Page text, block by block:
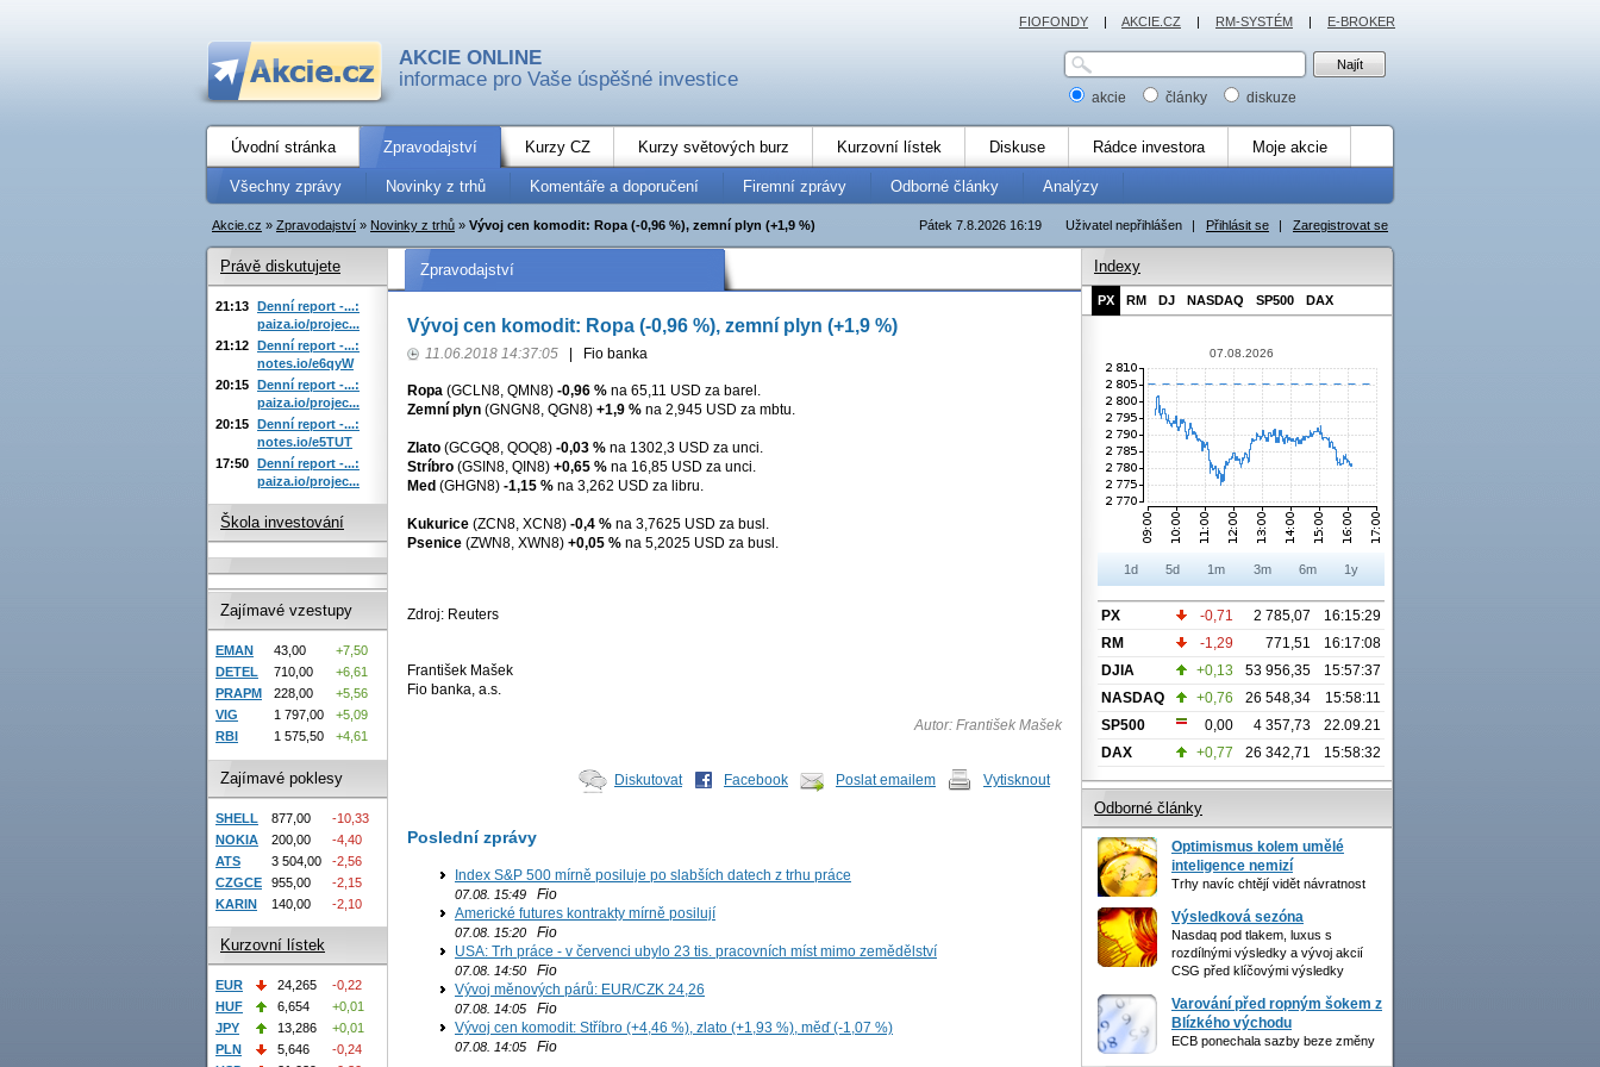
AKCIE ONLINE
informace pro Vaše úspěšné investice
akcie články diskuze
Úvodní stránka Zpravodajství Kurzy CZ Kurzy světových burz Kurzovní lístek Diskuse Rádce investora Moje akcie
Všechny zprávy Novinky z trhů Komentáře a doporučení Firemní zprávy Odborné články Analýzy
Uživatel nepřihlášen | Přihlásit se | Zaregistrovat se
Pátek 7.8.2026 16:19
Akcie.cz » Zpravodajství » Novinky z trhů » Vývoj cen komodit: Ropa (-0,96 %), zemní plyn (+1,9 %)
Zpravodajství
Vývoj cen komodit: Ropa (-0,96 %), zemní plyn (+1,9 %)
11.06.2018 14:37:05 Fio banka
Ropa (GCLN8, QMN8) -0,96 % na 65,11 USD za barel.
Zemní plyn (GNGN8, QGN8) +1,9 % na 2,945 USD za mbtu.
Zlato (GCGQ8, QOQ8) -0,03 % na 1302,3 USD za unci.
Stríbro (GSIN8, QIN8) +0,65 % na 16,85 USD za unci.
Med (GHGN8) -1,15 % na 3,262 USD za libru.
Kukurice (ZCN8, XCN8) -0,4 % na 3,7625 USD za busl.
Psenice (ZWN8, XWN8) +0,05 % na 5,2025 USD za busl.
Zdroj: Reuters
František Mašek
Fio banka, a.s.
Autor: František Mašek
Diskutovat Facebook Poslat emailem Vytisknout
Poslední zprávy
Index S&P 500 mírně posiluje po slabších datech z trhu práce
07.08. 15:49 Fio
Americké futures kontrakty mírně posilují
07.08. 15:20 Fio
USA: Trh práce - v červenci ubylo 23 tis. pracovních míst mimo zemědělství
07.08. 14:50 Fio
Vývoj měnových párů: EUR/CZK 24,26
07.08. 14:05 Fio
Vývoj cen komodit: Stříbro (+4,46 %), zlato (+1,93 %), měď (-1,07 %)
07.08. 14:05 Fio
Právě diskutujete
21:13 Denní report -...:
paiza.io/projec...
21:12 Denní report -...:
notes.io/e6qyW
20:15 Denní report -...:
paiza.io/projec...
20:15 Denní report -...:
notes.io/e5TUT
17:50 Denní report -...:
paiza.io/projec...
Škola investování
Zajímavé vzestupy
EMAN 43,00
+7,50
DETEL
710,00
+6,61
PRAPM
228,00
+5,56
VIG
1 797,00
+5,09
RBI
1 575,50 +4,61
Zajímavé poklesy
SHELL 877,00
-10,33
NOKIA
200,00
-4,40
ATS
3 504,00
-2,56
CZGCE
955,00
-2,15
KARIN
140,00 -2,10
Kurzovní lístek
EUR 24,265
-0,22
HUF
6,654
+0,01
JPY
13,286
+0,01
PLN
5,646
-0,24
Indexy
PX RM DJ NASDAQ SP500 DAX
07.08.2026
1d 5d 1m 3m 6m 1y
PX -0,71 2 785,07
16:15:29
RM
-1,29 771,51
16:17:08
DJIA
+0,13 53 956,35
15:57:37
NASDAQ
+0,76 26 548,34
15:58:11
SP500
0,00 4 357,73
22.09.21
DAX
+0,77 26 342,71 15:58:32
Odborné články
Optimismus kolem umělé
inteligence nemizí
Trhy navíc chtějí vidět návratnost
Výsledková sezóna
Nasdaq pod tlakem, luxus s
rozdílnými výsledky a vývoj akcií
CSG před klíčovými výsledky
Varování před ropným šokem z
Blízkého východu
ECB ponechala sazby beze změny
FIOFONDY | AKCIE.CZ | RM-SYSTÉM | E-BROKER